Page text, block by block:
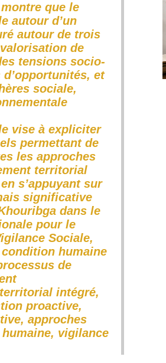
que le
autour d’un
autour de trois
de
tensions socio-
et
sociale,
vise à expliciter
permettant de
les approches
territorial
s’appuyant sur
significative
dans le
pour le
Sociale,
humaine
de
intégré,
proactive,
approches
vigilance